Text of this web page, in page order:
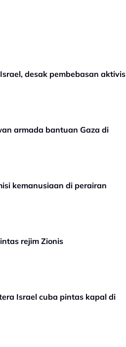
desak pembebasan aktivis
armada bantuan Gaza di
kemanusiaan di perairan
rejim Zionis
Israel cuba pintas kapal di